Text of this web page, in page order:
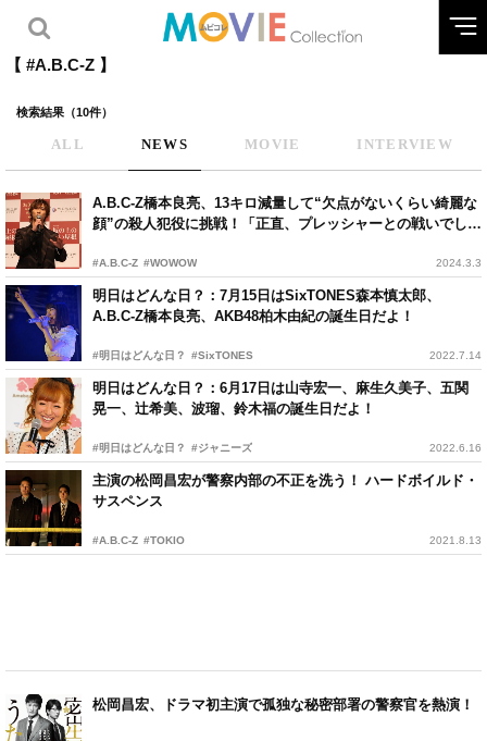
【 #A.B.C-Z 】
検索結果（10件）
ALL NEWS MOVIE INTERVIEW
A.B.C-Z橋本良亮、13キロ減量して“欠点がないくらい綺麗な
顔”の殺人犯役に挑戦！「正直、プレッシャーとの戦いでし
#A.B.C-Z #WOWOW 2024.3.3
明日はどんな日？：7月15日はSixTONES森本慎太郎、
A.B.C-Z橋本良亮、AKB48柏木由紀の誕生日だよ！
#明日はどんな日？ #SixTONES 2022.7.14
明日はどんな日？：6月17日は山寺宏一、麻生久美子、五関
晃一、辻希美、波瑠、鈴木福の誕生日だよ！
#明日はどんな日？ #ジャニーズ 2022.6.16
主演の松岡昌宏が警察内部の不正を洗う！ ハードボイルド・
サスペンス
#A.B.C-Z #TOKIO 2021.8.13
松岡昌宏、ドラマ初主演で孤独な秘密部署の警察官を熱演！